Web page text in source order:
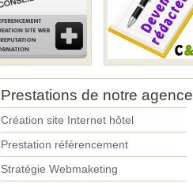
Prestations de notre agence
Création site Internet hôtel
Prestation référencement
Stratégie Webmaketing